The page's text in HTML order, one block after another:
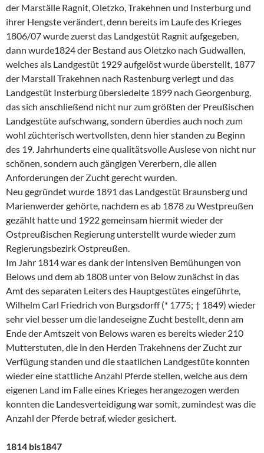
der Marställe Ragnit, Oletzko, Trakehnen und Insterburg und
ihrer Hengste verändert, denn bereits im Laufe des Krieges
1806/07 wurde zuerst das Landgestüt Ragnit aufgegeben,
dann wurde1824 der Bestand aus Oletzko nach Gudwallen,
welches als Landgestüt 1929 aufgelöst wurde überstellt, 1877
der Marstall Trakehnen nach Rastenburg verlegt und das
Landgestüt Insterburg übersiedelte 1899 nach Georgenburg,
das sich anschließend nicht nur zum größten der Preußischen
Landgestüte aufschwang, sondern überdies auch noch zum
wohl züchterisch wertvollsten, denn hier standen zu Beginn
des 19. Jahrhunderts eine qualitätsvolle Auslese von nicht nur
schönen, sondern auch gängigen Vererbern, die allen
Anforderungen der Zucht gerecht wurden.
Neu gegründet wurde 1891 das Landgestüt Braunsberg und
Marienwerder gehörte, nachdem es ab 1878 zu Westpreußen
gezählt hatte und 1922 gemeinsam hiermit wieder der
Ostpreußischen Regierung unterstellt wurde wieder zum
Regierungsbezirk Ostpreußen.
Im Jahr 1814 war es dank der intensiven Bemühungen von
Belows und dem ab 1808 unter von Below zunächst in das
Amt des separaten Leiters des Hauptgestütes eingeführte,
Wilhelm Carl Friedrich von Burgsdorff (* 1775; † 1849) wieder
sehr viel besser um die landeseigne Zucht bestellt, denn am
Ende der Amtszeit von Belows waren es bereits wieder 210
Mutterstuten, die in den Herden Trakehnens der Zucht zur
Verfügung standen und die staatlichen Landgestüte konnten
wieder eine stattliche Anzahl Pferde stellen, welche aus dem
eigenen Land im Falle eines Krieges herangezogen werden
konnten die Landesverteidigung war somit, zumindest was die
Anzahl der Pferde betraf, wieder gesichert.
1814 bis1847